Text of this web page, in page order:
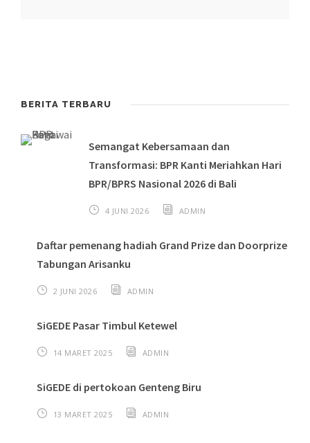
BERITA TERBARU
Semangat Kebersamaan dan
Transformasi: BPR Kanti Meriahkan Hari
BPR/BPRS Nasional 2026 di Bali
4 JUNI 2026 ADMIN
Daftar pemenang hadiah Grand Prize dan Doorprize
Tabungan Arisanku
2 JUNI 2026 ADMIN
SiGEDE Pasar Timbul Ketewel
14 MARET 2025 ADMIN
SiGEDE di pertokoan Genteng Biru
13 MARET 2025 ADMIN